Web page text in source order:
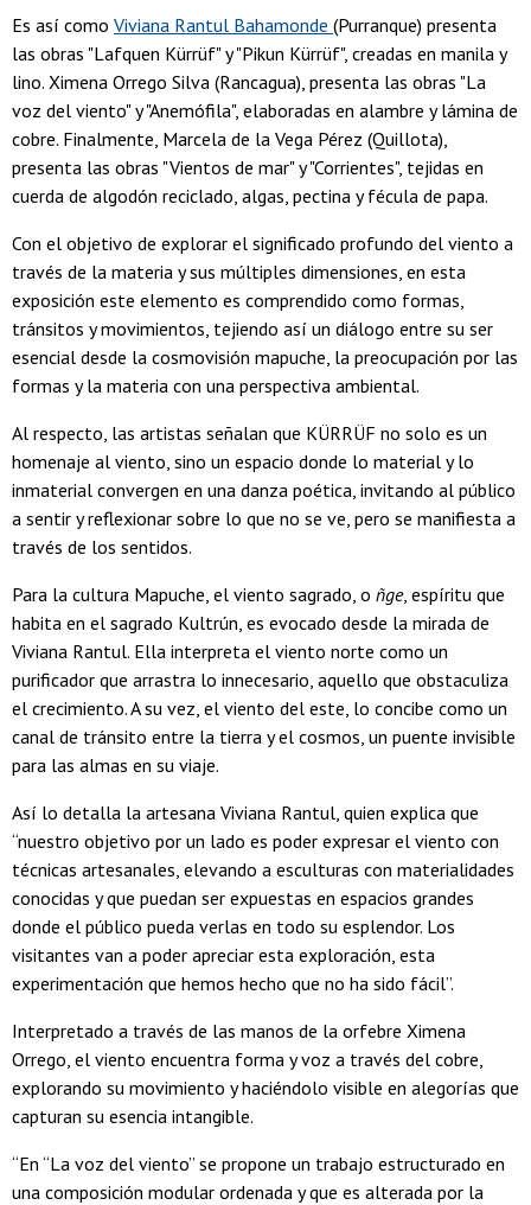
Es así como Viviana Rantul Bahamonde (Purranque) presenta
las obras "Lafquen Kürrüf" y "Pikun Kürrüf", creadas en manila y
lino. Ximena Orrego Silva (Rancagua), presenta las obras "La
voz del viento" y "Anemófila", elaboradas en alambre y lámina de
cobre. Finalmente, Marcela de la Vega Pérez (Quillota),
presenta las obras "Vientos de mar" y "Corrientes", tejidas en
cuerda de algodón reciclado, algas, pectina y fécula de papa.
Con el objetivo de explorar el significado profundo del viento a
través de la materia y sus múltiples dimensiones, en esta
exposición este elemento es comprendido como formas,
tránsitos y movimientos, tejiendo así un diálogo entre su ser
esencial desde la cosmovisión mapuche, la preocupación por las
formas y la materia con una perspectiva ambiental.
Al respecto, las artistas señalan que KÜRRÜF no solo es un
homenaje al viento, sino un espacio donde lo material y lo
inmaterial convergen en una danza poética, invitando al público
a sentir y reflexionar sobre lo que no se ve, pero se manifiesta a
través de los sentidos.
Para la cultura Mapuche, el viento sagrado, o ñge, espíritu que
habita en el sagrado Kultrún, es evocado desde la mirada de
Viviana Rantul. Ella interpreta el viento norte como un
purificador que arrastra lo innecesario, aquello que obstaculiza
el crecimiento. A su vez, el viento del este, lo concibe como un
canal de tránsito entre la tierra y el cosmos, un puente invisible
para las almas en su viaje.
Así lo detalla la artesana Viviana Rantul, quien explica que
“nuestro objetivo por un lado es poder expresar el viento con
técnicas artesanales, elevando a esculturas con materialidades
conocidas y que puedan ser expuestas en espacios grandes
donde el público pueda verlas en todo su esplendor. Los
visitantes van a poder apreciar esta exploración, esta
experimentación que hemos hecho que no ha sido fácil”.
Interpretado a través de las manos de la orfebre Ximena
Orrego, el viento encuentra forma y voz a través del cobre,
explorando su movimiento y haciéndolo visible en alegorías que
capturan su esencia intangible.
“En “La voz del viento” se propone un trabajo estructurado en
una composición modular ordenada y que es alterada por la